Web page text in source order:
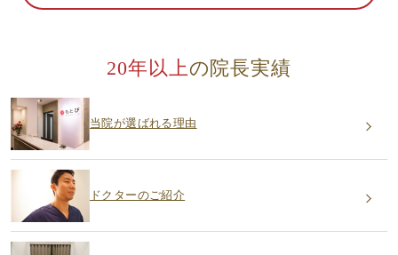
20年以上の院長実績
当院が選ばれる理由
ドクターのご紹介